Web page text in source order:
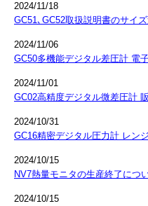
2024/11/18
GC51､GC52取扱説明書のサイ
2024/11/06
GC50多機能デジタル差圧計 電
2024/11/01
GC02高精度デジタル微差圧計
2024/10/31
GC16精密デジタル圧力計 レン
2024/10/15
NV7熱量モニタの生産終了につ
2024/10/15